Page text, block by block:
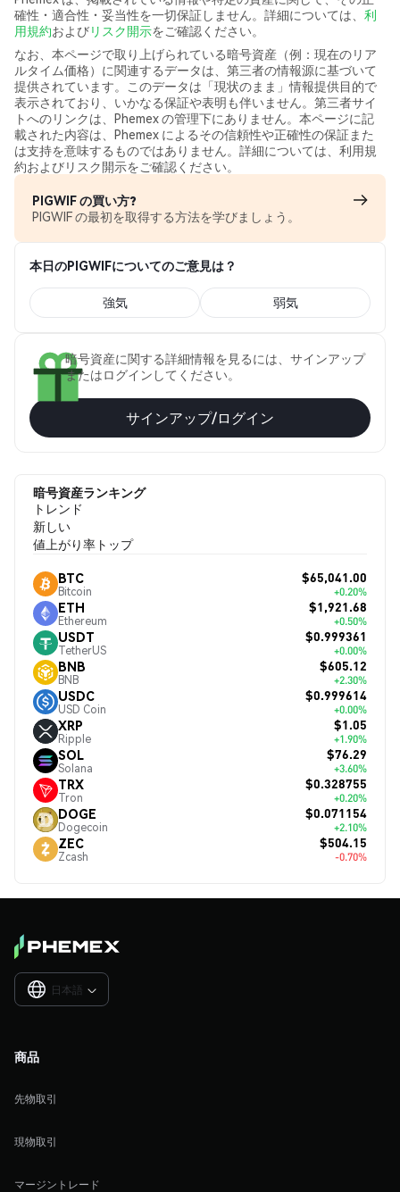
確性・適合性・妥当性を一切保証しません。詳細については、 利
用規約およびリスク開示をご確認ください。
なお、本ページで取り上げられている暗号資産（例：現在のリア
ルタイム価格）に関連するデータは、第三者の情報源に基づいて
提供されています。このデータは「現状のまま」情報提供目的で
表示されており、いかなる保証や表明も伴いません。第三者サイ
トへのリンクは、Phemex の管理下にありません。本ページに記
載された内容は、Phemex によるその信頼性や正確性の保証また
は支持を意味するものではありません。詳細については、利用規
約およびリスク開示をご確認ください。
PIGWIF の買い方?
PIGWIF の最初を取得する方法を学びましょう。
本日のPIGWIFについてのご意見は？
強気 弱気
暗号資産に関する詳細情報を見るには、サインアップ
またはログインしてください。
サインアップ/ログイン
暗号資産ランキング
トレンド
新しい
値上がり率トップ
BTC
Bitcoin
$65,041.00
+0.20%
ETH
Ethereum
$1,921.68
+0.50%
USDT
TetherUS
$0.999361
+0.00%
BNB
BNB
$605.12
+2.30%
USDC
USD Coin
$0.999614
+0.00%
XRP
Ripple
$1.05
+1.90%
SOL
Solana
$76.29
+3.60%
TRX
Tron
$0.328755
+0.20%
DOGE
Dogecoin
$0.071154
+2.10%
ZEC
Zcash
$504.15
-0.70%
日本語 
商品
先物取引
現物取引
マージントレード